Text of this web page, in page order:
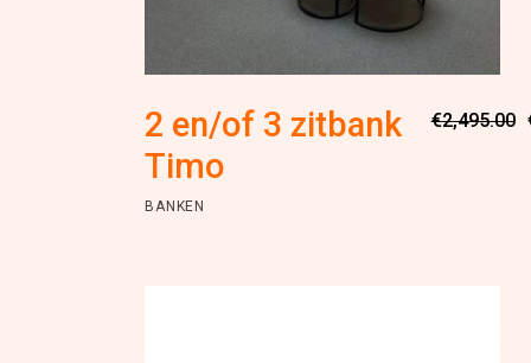
2 en/of 3 zitbank
Timo
€2,495.00
BANKEN